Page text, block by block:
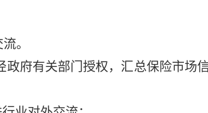
。
府有关部门授权，汇总保险市场